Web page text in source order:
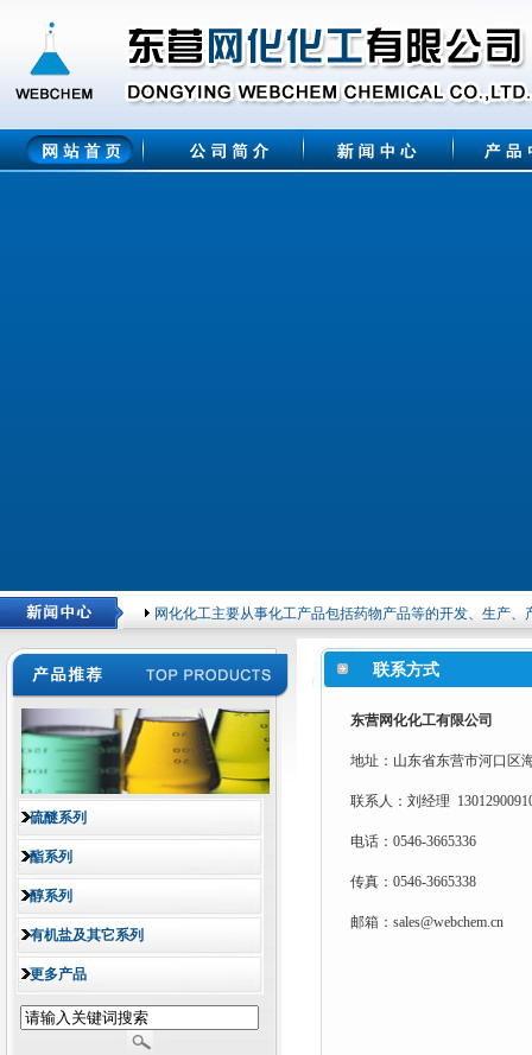
网化化工主要从事化工产品包括药物产品等的开发、生产、
硫醚系列
酯系列
醇系列
有机盐及其它系列
更多产品
联系方式
东营网化化工有限公司
地址：山东省东营市河口区
联系人：刘经理
电话：0546-3665336
传真：0546-3665338
邮箱：sales@webchem.cn